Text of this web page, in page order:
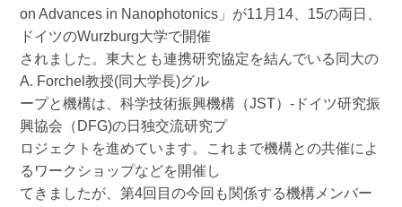
on Advances in Nanophotonics」が11月14、15の両日、
ドイツのWurzburg大学で開催
されました。東大とも連携研究協定を結んでいる同大の
A. Forchel教授(同大学長)グル
ープと機構は、科学技術振興機構（JST）-ドイツ研究振
興協会（DFG)の日独交流研究プ
ロジェクトを進めています。これまで機構との共催によ
るワークショップなどを開催し
てきましたが、第4回目の今回も関係する機構メンバー